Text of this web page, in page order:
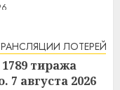
ЛОТЕРЕЙ
тиража
7 августа 2026